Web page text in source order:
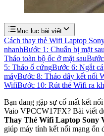
Mục lục bài viết
Cách thay thẻ Wifi Laptop
nhanhBước 1: Chuẩn bị mặt
Tháo toàn bộ ốc ở mặt sau
5: Tháo ổ cứngBước 6: Ngắt
máyBước 8: Tháo dây kết nối
WifiBước 10: Rút thẻ Wifi ra
Bạn đang gặp sự cố mất kết
Vaio VPCCW17FX? Bài viết
Thay Thẻ Wifi Laptop Sony
giúp máy tính kết nối mạng ổn